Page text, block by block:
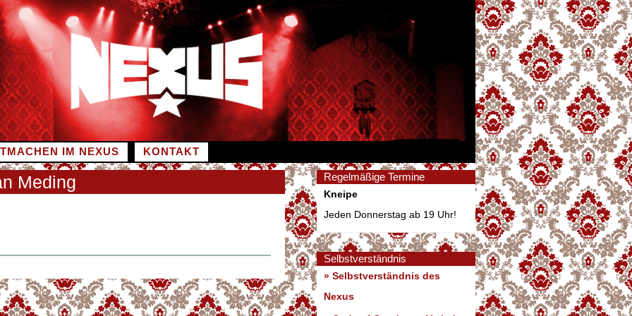
IM NEXUS KONTAKT
Meding Regelmäßige Termine
Kneipe
Jeden Donnerstag ab 19 Uhr!
Selbstverständnis
» Selbstverständnis des
Nexus